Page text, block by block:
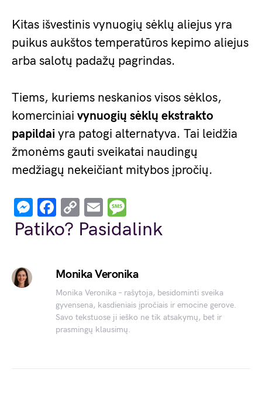
Kitas išvestinis vynuogių sėklų aliejus yra
puikus aukštos temperatūros kepimo aliejus
arba salotų padažų pagrindas.
Tiems, kuriems neskanios visos sėklos,
komerciniai vynuogių sėklų ekstrakto
papildai yra patogi alternatyva. Tai leidžia
žmonėms gauti sveikatai naudingų
medžiagų nekeičiant mitybos įpročių.
Messenger
Facebook
Copy
Link
Email
Patiko? Pasidalink
Monika Veronika
Monika Veronika – rašytoja, besidominti sveika
gyvensena, kasdieniais įpročiais ir emocine gerove.
Savo tekstuose ji ieško ne tik atsakymų, bet ir
prasmingų klausimų.